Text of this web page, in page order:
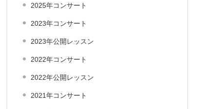
2025年コンサート
2023年コンサート
2023年公開レッスン
2022年コンサート
2022年公開レッスン
2021年コンサート